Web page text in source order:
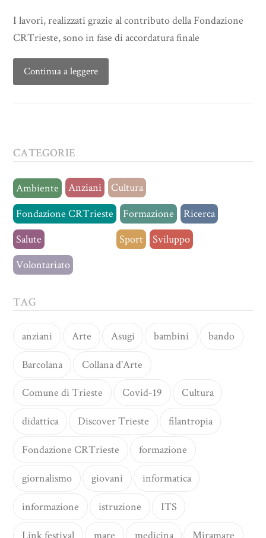
I lavori, realizzati grazie al contributo della Fondazione
CRTrieste, sono in fase di accordatura finale
Continua a leggere
CATEGORIE
Ambiente Anziani
Cultura
Fondazione CRTrieste
Formazione
Ricerca
Salute
Sport
Sviluppo
Volontariato
TAG
anziani Arte Asugi bambini bando
Barcolana Collana d'Arte
Comune di Trieste Covid-19 Cultura
didattica Discover Trieste filantropia
Fondazione CRTrieste formazione
giornalismo giovani informatica
informazione istruzione ITS
Link festival mare medicina Miramare